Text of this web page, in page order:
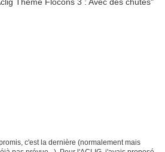
c'est la dernière (normalement mais